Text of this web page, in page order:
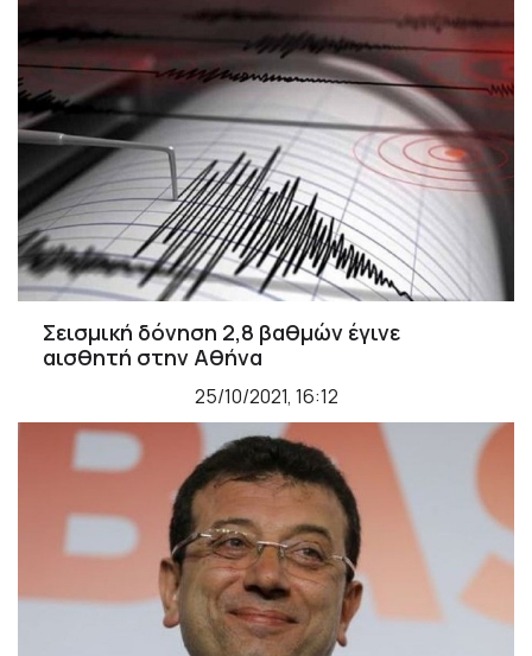
Σεισμική δόνηση 2,8 βαθμών έγινε
αισθητή στην Αθήνα
25/10/2021, 16:12